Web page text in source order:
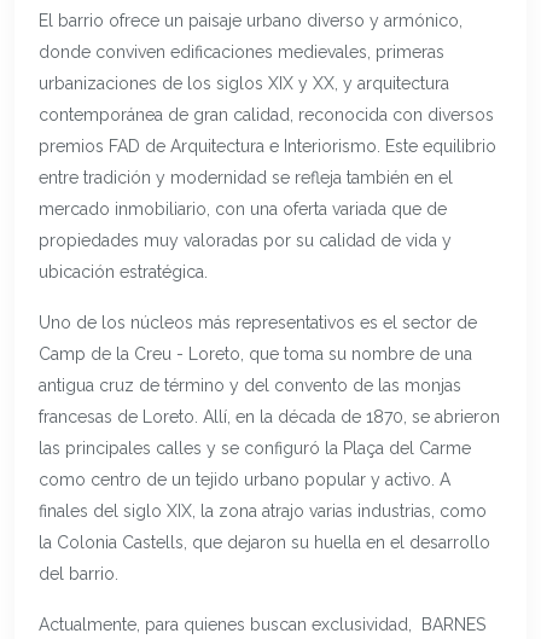
El barrio ofrece un paisaje urbano diverso y armónico,
donde conviven edificaciones medievales, primeras
urbanizaciones de los siglos XIX y XX, y arquitectura
contemporánea de gran calidad, reconocida con diversos
premios FAD de Arquitectura e Interiorismo. Este equilibrio
entre tradición y modernidad se refleja también en el
mercado inmobiliario, con una oferta variada que de
propiedades muy valoradas por su calidad de vida y
ubicación estratégica.
Uno de los núcleos más representativos es el sector de
Camp de la Creu - Loreto, que toma su nombre de una
antigua cruz de término y del convento de las monjas
francesas de Loreto. Allí, en la década de 1870, se abrieron
las principales calles y se configuró la Plaça del Carme
como centro de un tejido urbano popular y activo. A
finales del siglo XIX, la zona atrajo varias industrias, como
la Colonia Castells, que dejaron su huella en el desarrollo
del barrio.
Actualmente, para quienes buscan exclusividad, BARNES